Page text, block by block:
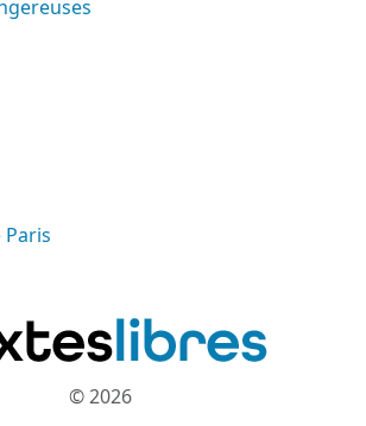
Paris
© 2026